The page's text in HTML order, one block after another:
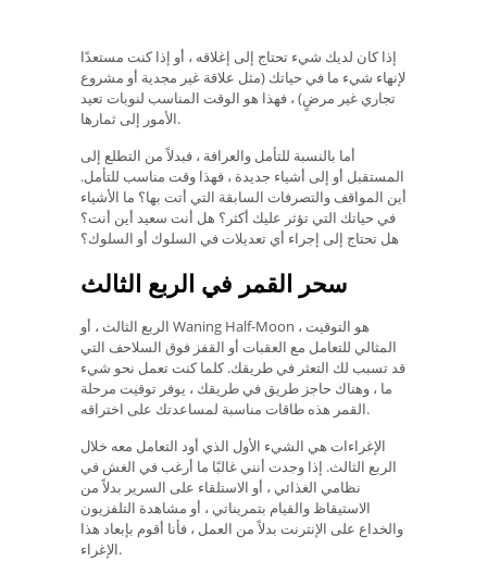
إذا كان لديك شيء تحتاج إلى إغلاقه ، أو إذا كنت مستعدًا
لإنهاء شيء ما في حياتك (مثل علاقة غير مجدية أو مشروع
تجاري غير مرضٍ) ، فهذا هو الوقت المناسب لنوبات تعيد
الأمور إلى ثمارها.
أما بالنسبة للتأمل والعرافة ، فبدلاً من التطلع إلى
المستقبل أو إلى أشياء جديدة ، فهذا وقت مناسب للتأمل.
أين المواقف والتصرفات السابقة التي أتت بها؟ ما الأشياء
في حياتك التي تؤثر عليك أكثر؟ هل أنت سعيد أين أنت؟
هل تحتاج إلى إجراء أي تعديلات في السلوك أو السلوك؟
سحر القمر في الربع الثالث
الربع الثالث ، أو Waning Half-Moon ، هو التوقيت
المثالي للتعامل مع العقبات أو القفز فوق السلاحف التي
قد تسبب لك التعثر في طريقك. كلما كنت تعمل نحو شيء
ما ، وهناك حاجز طريق في طريقك ، يوفر توقيت مرحلة
القمر هذه طاقات مناسبة لمساعدتك على اختراقه.
الإغراءات هي الشيء الأول الذي أود التعامل معه خلال
الربع الثالث. إذا وجدت أنني غالبًا ما أرغب في الغش في
نظامي الغذائي ، أو الاستلقاء على السرير بدلاً من
الاستيقاظ والقيام بتمريناتي ، أو مشاهدة التلفزيون
والخداع على الإنترنت بدلاً من العمل ، فأنا أقوم بإبعاد هذا
الإغراء.